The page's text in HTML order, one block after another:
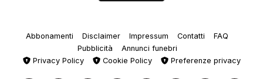
Abbonamenti Disclaimer Impressum Contatti
FAQ
Pubblicità
Annunci funebri
Privacy Policy
Cookie Policy Preferenze privacy